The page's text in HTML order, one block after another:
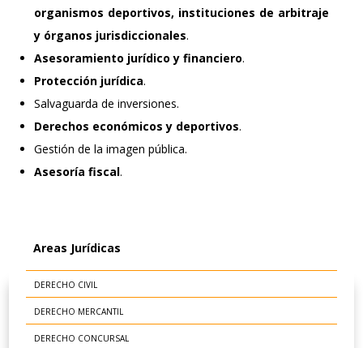
organismos deportivos, instituciones de arbitraje
y órganos jurisdiccionales.
Asesoramiento jurídico y financiero.
Protección jurídica.
Salvaguarda de inversiones.
Derechos económicos y deportivos.
Gestión de la imagen pública.
Asesoría fiscal.
Areas Jurídicas
DERECHO CIVIL
DERECHO MERCANTIL
DERECHO CONCURSAL